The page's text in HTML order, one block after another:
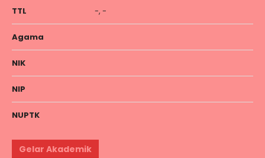
TTL -, -
Agama
NIK
NIP
NUPTK
Gelar Akademik